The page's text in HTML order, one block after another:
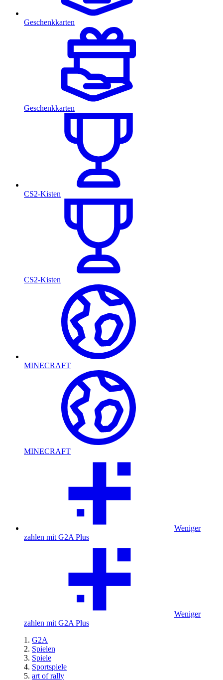
Geschenkkarten
Geschenkkarten
CS2-Kisten
CS2-Kisten
MINECRAFT
MINECRAFT
Weniger
zahlen mit G2A Plus
Weniger
zahlen mit G2A Plus
G2A
Spielen
Spiele
Sportspiele
art of rally